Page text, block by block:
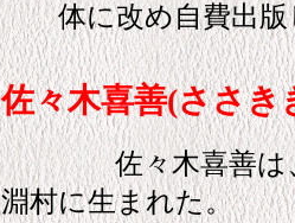
体に改め自費出版
佐々木喜善(ささき
佐々木喜善は、明
淵村に生まれた。